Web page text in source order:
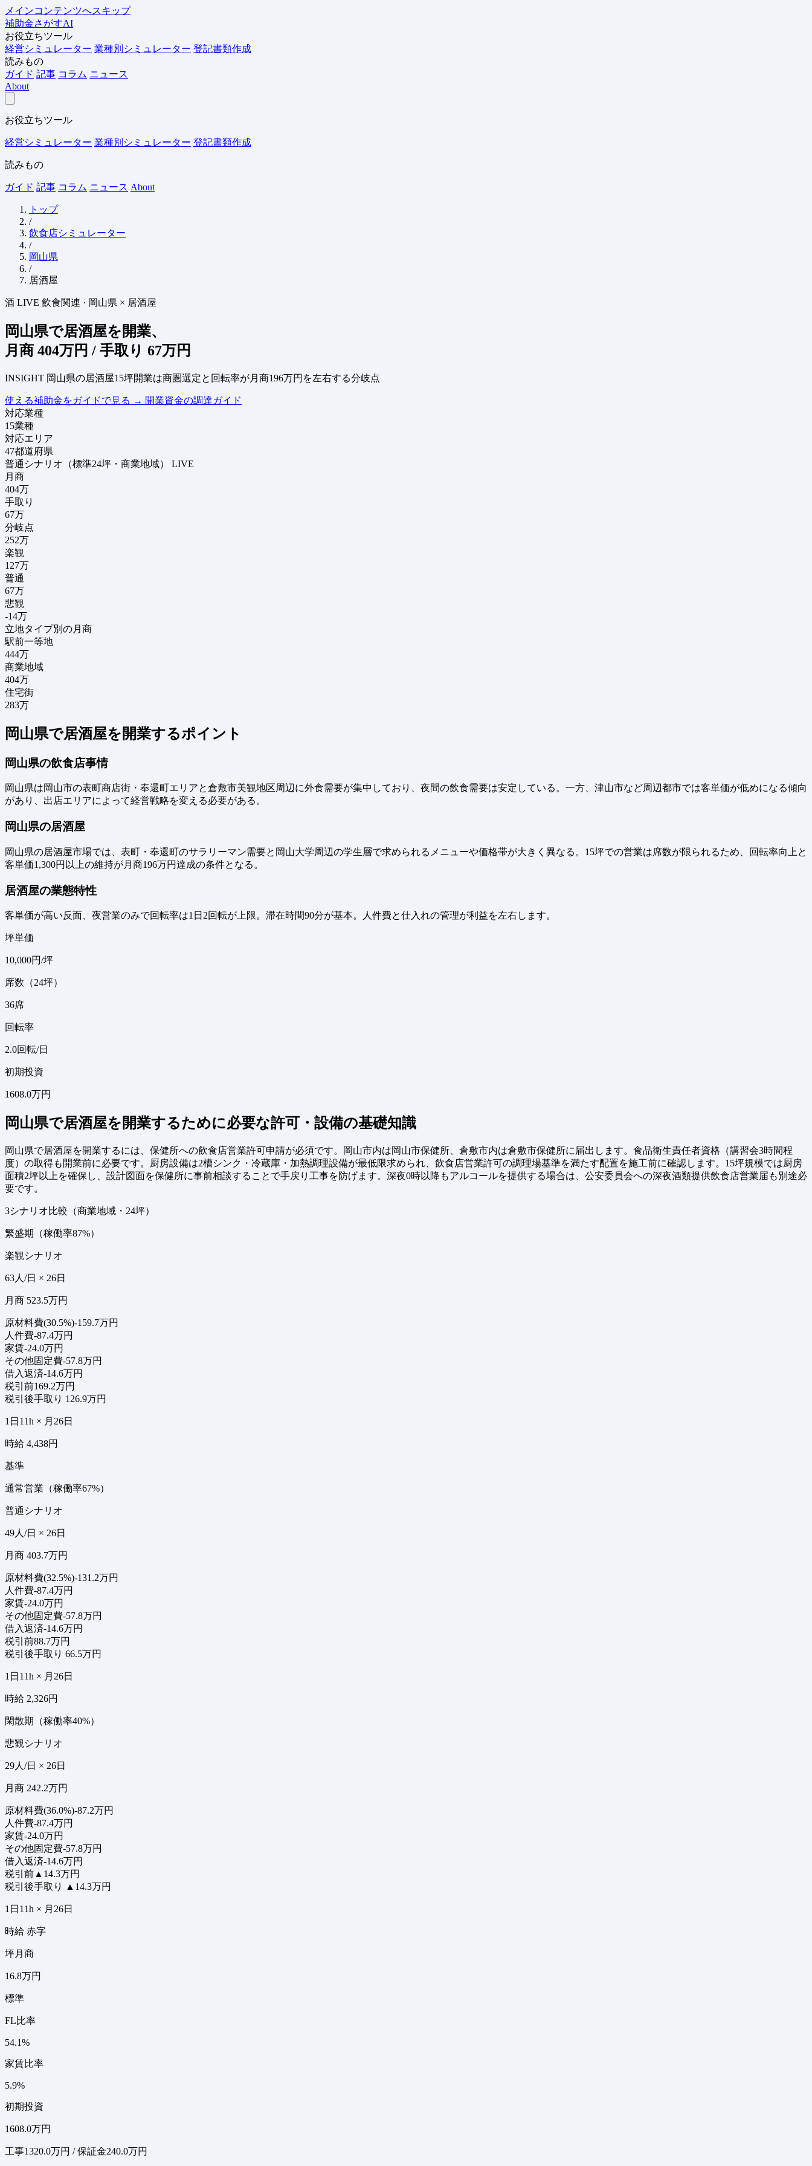
メインコンテンツへスキップ
補助金さがすAI
お役立ちツール
経営シミュレーター 業種別シミュレーター 登記書類作成
読みもの
ガイド 記事 コラム ニュース
About
お役立ちツール
経営シミュレーター 業種別シミュレーター 登記書類作成
読みもの
ガイド 記事 コラム ニュース About
トップ
/
飲食店シミュレーター
/
岡山県
/
居酒屋
酒 LIVE 飲食関連 · 岡山県 × 居酒屋
岡山県で居酒屋を開業、
月商 404万円 / 手取り 67万円
INSIGHT 岡山県の居酒屋15坪開業は商圏選定と回転率が月商196万円を左右する分岐点
使える補助金をガイドで見る → 開業資金の調達ガイド
対応業種
15業種
対応エリア
47都道府県
普通シナリオ（標準24坪・商業地域）
LIVE
月商
404万
手取り
67万
分岐点
252万
楽観
127万
普通
67万
悲観
-14万
立地タイプ別の月商
駅前一等地
444万
商業地域
404万
住宅街
283万
岡山県で居酒屋を開業するポイント
岡山県の飲食店事情
岡山県は岡山市の表町商店街・奉還町エリアと倉敷市美観地区周辺に外食需要が集中しており、夜間の飲食需要は安定している。一方、津山市など周辺都市では客単価が低めになる傾向
があり、出店エリアによって経営戦略を変える必要がある。
岡山県の居酒屋
岡山県の居酒屋市場では、表町・奉還町のサラリーマン需要と岡山大学周辺の学生層で求められるメニューや価格帯が大きく異なる。15坪での営業は席数が限られるため、回転率向上と
客単価1,300円以上の維持が月商196万円達成の条件となる。
居酒屋の業態特性
客単価が高い反面、夜営業のみで回転率は1日2回転が上限。滞在時間90分が基本。人件費と仕入れの管理が利益を左右します。
坪単価
10,000円/坪
席数（24坪）
36席
回転率
2.0回転/日
初期投資
1608.0万円
岡山県で居酒屋を開業するために必要な許可・設備の基礎知識
岡山県で居酒屋を開業するには、保健所への飲食店営業許可申請が必須です。岡山市内は岡山市保健所、倉敷市内は倉敷市保健所に届出します。食品衛生責任者資格（講習会3時間程
度）の取得も開業前に必要です。厨房設備は2槽シンク・冷蔵庫・加熱調理設備が最低限求められ、飲食店営業許可の調理場基準を満たす配置を施工前に確認します。15坪規模では厨房
面積2坪以上を確保し、設計図面を保健所に事前相談することで手戻り工事を防げます。深夜0時以降もアルコールを提供する場合は、公安委員会への深夜酒類提供飲食店営業届も別途必
要です。
3シナリオ比較（商業地域・24坪）
繁盛期（稼働率87%）
楽観シナリオ
63人/日 × 26日
月商 523.5万円
原材料費(30.5%)-159.7万円
人件費-87.4万円
家賃-24.0万円
その他固定費-57.8万円
借入返済-14.6万円
税引前169.2万円
税引後手取り 126.9万円
1日11h × 月26日
時給 4,438円
基準
通常営業（稼働率67%）
普通シナリオ
49人/日 × 26日
月商 403.7万円
原材料費(32.5%)-131.2万円
人件費-87.4万円
家賃-24.0万円
その他固定費-57.8万円
借入返済-14.6万円
税引前88.7万円
税引後手取り 66.5万円
1日11h × 月26日
時給 2,326円
閑散期（稼働率40%）
悲観シナリオ
29人/日 × 26日
月商 242.2万円
原材料費(36.0%)-87.2万円
人件費-87.4万円
家賃-24.0万円
その他固定費-57.8万円
借入返済-14.6万円
税引前 ▲14.3万円
税引後手取り
▲14.3万円
1日11h × 月26日
時給 赤字
坪月商
16.8万円
標準
FL比率
54.1%
家賃比率
5.9%
初期投資
1608.0万円
工事1320.0万円 / 保証金240.0万円